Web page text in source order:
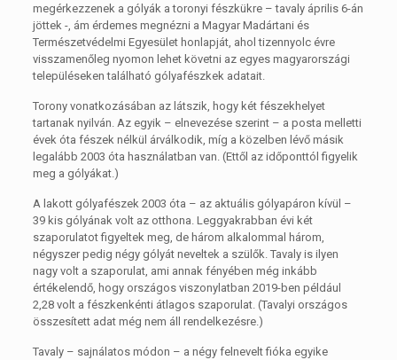
megérkezzenek a gólyák a toronyi fészkükre – tavaly április 6-án
jöttek -, ám érdemes megnézni a Magyar Madártani és
Természetvédelmi Egyesület honlapját, ahol tizennyolc évre
visszamenőleg nyomon lehet követni az egyes magyarországi
településeken található gólyafészkek adatait.
Torony vonatkozásában az látszik, hogy két fészekhelyet
tartanak nyilván. Az egyik – elnevezése szerint – a posta melletti
évek óta fészek nélkül árválkodik, míg a közelben lévő másik
legalább 2003 óta használatban van. (Ettől az időponttól figyelik
meg a gólyákat.)
A lakott gólyafészek 2003 óta – az aktuális gólyapáron kívül –
39 kis gólyának volt az otthona. Leggyakrabban évi két
szaporulatot figyeltek meg, de három alkalommal három,
négyszer pedig négy gólyát neveltek a szülők. Tavaly is ilyen
nagy volt a szaporulat, ami annak fényében még inkább
értékelendő, hogy országos viszonylatban 2019-ben például
2,28 volt a fészkenkénti átlagos szaporulat. (Tavalyi országos
összesített adat még nem áll rendelkezésre.)
Tavaly – sajnálatos módon – a négy felnevelt fióka egyike